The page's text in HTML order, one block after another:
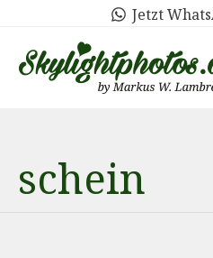
springen
Jetzt
schein